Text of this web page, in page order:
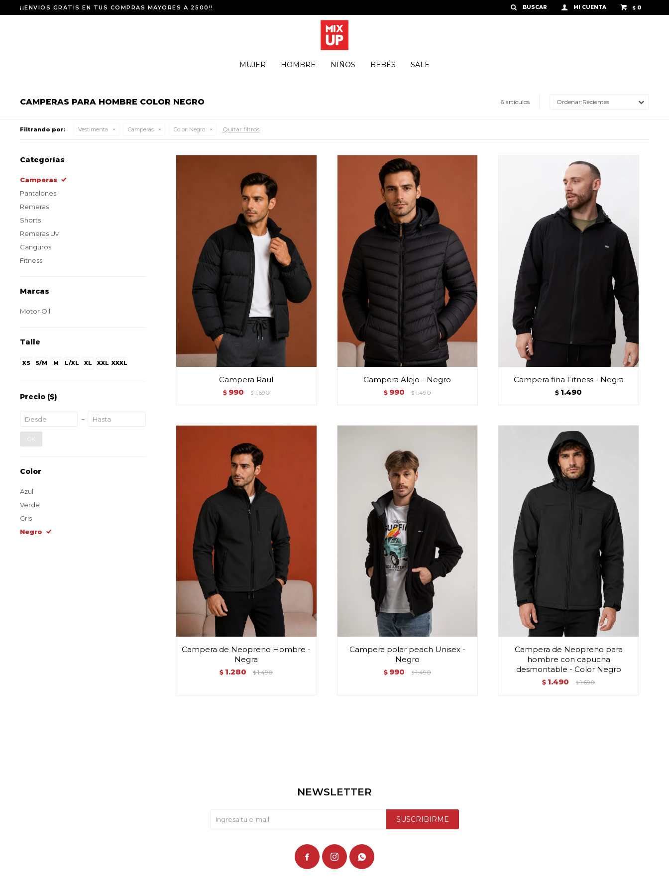
MUJER HOMBRE NIÑOS BEBÉS SALE
$ 0
¡¡ENVIOS GRATIS EN TUS COMPRAS MAYORES A 2500!!
CAMPERAS PARA HOMBRE COLOR NEGRO 6 artículos Recientes
Filtrando por: Vestimenta Camperas Color: Negro Quitar filtros
Campera Raul
$ 990 $ 1.690
Campera Alejo - Negro
$ 990 $ 1.490
Campera fina Fitness - Negra
$ 1.490
Campera de Neopreno Hombre -
Negra
$ 1.280 $ 1.490
Campera polar peach Unisex -
Negro
$ 990 $ 1.490
Campera de Neopreno para
hombre con capucha
desmontable - Color Negro
$ 1.490 $ 1.690
Categorías
Camperas
Pantalones
Remeras
Shorts
Remeras Uv
Canguros
Fitness
Marcas
Motor Oil
Talle
XS S/M M L/XL XL XXL XXXL
Precio ($)
OK
Color
Azul
Verde
Gris
Negro
NEWSLETTER
SUSCRIBIRME
  